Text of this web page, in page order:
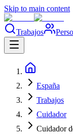
Skip to main content
Trabajos
España
Trabajos
Cuidador
Cuidador